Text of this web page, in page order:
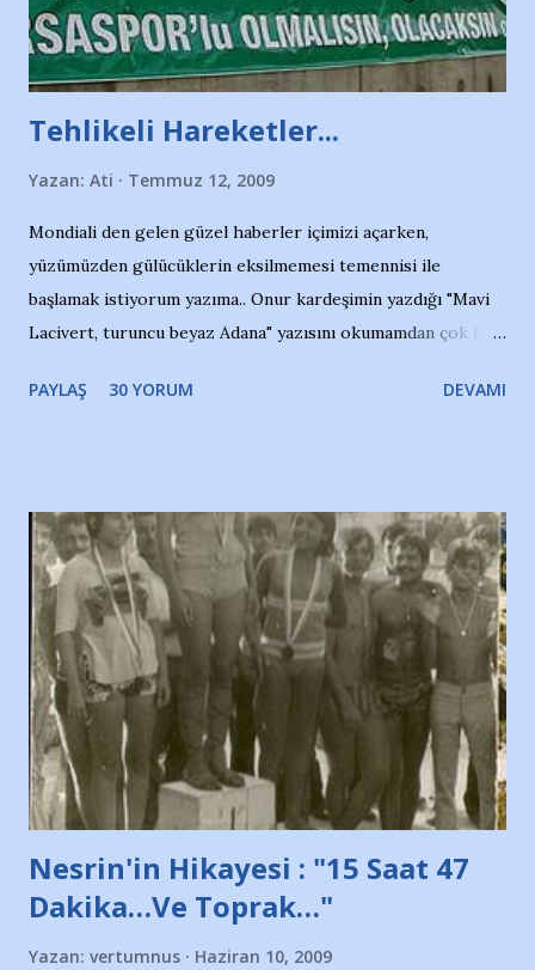
Tehlikeli Hareketler...
Yazan: Ati Temmuz 12, 2009
Mondiali den gelen güzel haberler içimizi açarken,
yüzümüzden gülücüklerin eksilmemesi temennisi ile
başlamak istiyorum yazıma.. Onur kardeşimin yazdığı "Mavi
Lacivert, turuncu beyaz Adana" yazısını okumamdan çok kısa
irkildim.. "Bursasporlu taraftarlar, İstanbul takımlarının
ve ürünlerini Bursa şehrinde görmek istemediklerini bir
protesto eylemiyle açıkladıklarını bildiriyordu.. Bu grup
adına açıklama yapan şahsı muhterem(!) ''Açık ve net olarak
söylüyoruz. Bu son uyarımızdır. Bunun yanısıra, bu takımlara
ait tanıtıcı ilanların asılmasına izin veren Bursa Büyükşehir
Belediyesi ile mağazaların bulunduğu alışveriş merkezlerini
de kınıyoruz'' diye de eklemiş .. Blogumuzda okuduğum bu
yazının hemen ardından bu habe...
PAYLAŞ 30 YORUM DEVAMI
Nesrin'in Hikayesi : "15 Saat 47
Dakika…Ve Toprak…"
Yazan: vertumnus Haziran 10, 2009